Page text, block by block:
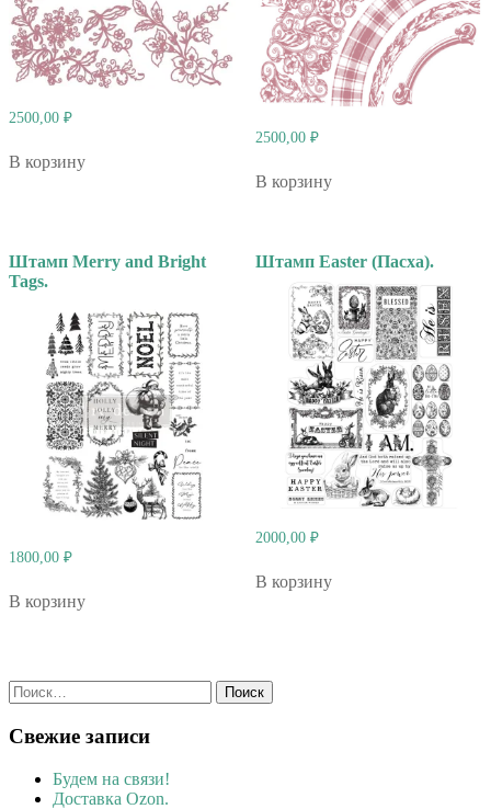
2500,00 ₽
В корзину
2500,00 ₽
В корзину
Штамп Merry and Bright
Tags.
1800,00 ₽
В корзину
Штамп Easter (Пасха).
2000,00 ₽
В корзину
Найти:
Свежие записи
Будем на связи!
Доставка Ozon.